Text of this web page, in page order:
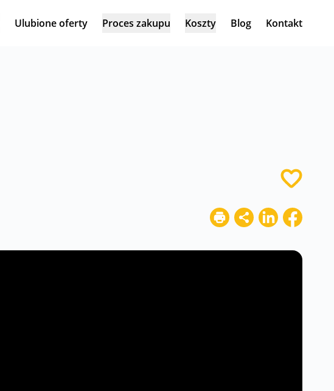
Ulubione oferty Proces zakupu Koszty Blog Kontakt